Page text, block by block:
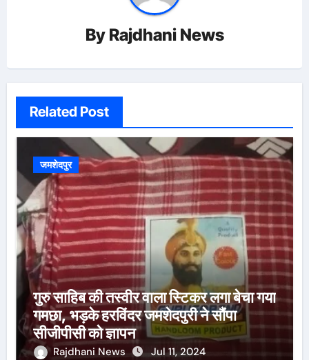
By Rajdhani News
Related Post
जमशेदपुर
गुरु साहिब की तस्वीर वाला स्टिकर लगा बेचा गया
गमछा, भड़के हरविंदर जमशेदपुरी ने सौंपा
सीजीपीसी को ज्ञापन
Rajdhani News Jul 11, 2024